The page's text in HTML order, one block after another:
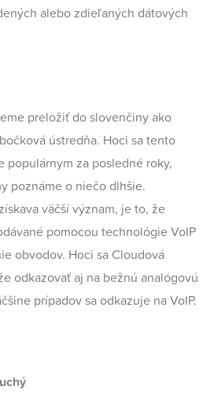
alebo zdieľaných dátových
preložiť do slovenčiny ako
ústredňa. Hoci sa tento
za posledné roky,
poznáme o niečo dlhšie.
väčší význam, je to, že
pomocou technológie VoIP
obvodov. Hoci sa Cloudová
odkazovať aj na bežnú analógovú
prípadov sa odkazuje na VoIP.